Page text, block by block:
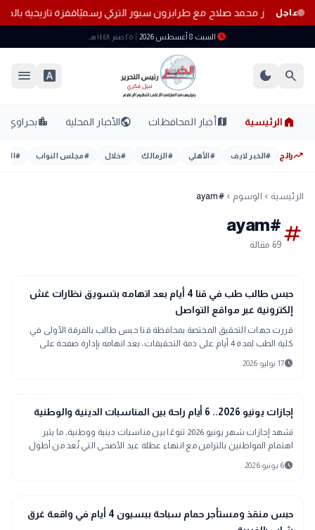
عاجل
موعد ظهور محمد صلاح مع طرابزون سبور التركي رسميًاقفزة تاريخية
schedule السبت 8 أغسطس 2026 ٢٥ صفر ١٤٤٨ هـ
search
dark_mode
font_download
menu
home الرئيسية mapأخبار المحافظات publicالأخبار المحلية location_cityبحراوي
trending_upرائج #الخبر لايف #الأهلي #الزمالك #خلال #مجلس النواب #
الرئيسية chevron_left الوسوم chevron_left
#ayam
tag
#ayam
69 مقالة
gavel
حوادث ومحاكم
حبس طالب طب في قنا 4 أيام بعد اتهامه بتسويق نظارات غش
إلكترونية عبر مواقع التواصل
قررت جهات التحقيق المختصة بمحافظة قنا حبس طالب بالفرقة الأولى في
كلية الطب لمدة 4 أيام على ذمة التحقيقات، بعد اتهامه بإدارة صفحة على
مواقع التواصل الاجتماعي للترويج لبيع نظارات إلكترونية مزودة بسماعات
دقيقة، يُشتبه في استخدامها لمساعدة الطلاب على الغش داخل لجان
schedule17 يوليو 2026
interests
منوعات
إجازات يونيو 2026.. 6 أيام راحة بين المناسبات الدينية والوطنية
تشهد إجازات شهر يونيو 2026 تنوعًا بين مناسبات دينية ووطنية، ما يثير
اهتمام المواطنين بالتزامن مع انتهاء عطلة عيد الأضحى التي تُعد من أطول
الإجازات الرسمية هذا العام.
schedule6 يونيو 2026
gavel
حوادث ومحاكم
حبس منقذ ومستأجر حمام سباحة ببسيون 4 أيام في واقعة غرق